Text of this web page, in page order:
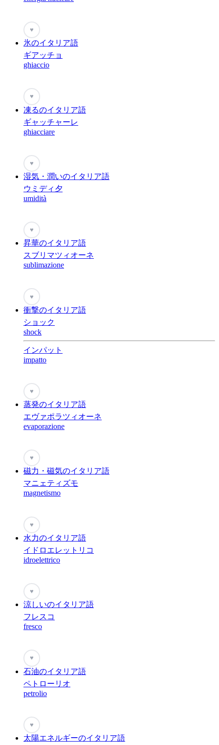
♥
氷のイタリア語
ギアッチョ
ghiaccio
♥
凍るのイタリア語
ギャッチャーレ
ghiacciare
♥
湿気・潤いのイタリア語
ウミディ夕
umidità
♥
昇華のイタリア語
スブリマツィオーネ
sublimazione
♥
衝撃のイタリア語
ショック
shock
インパット
impatto
♥
蒸発のイタリア語
エヴァポラツィオーネ
evaporazione
♥
磁力・磁気のイタリア語
マニェティズモ
magnetismo
♥
水力のイタリア語
イドロエレットリコ
idroelettrico
♥
涼しいのイタリア語
フレスコ
fresco
♥
石油のイタリア語
ペトローリオ
petrolio
♥
太陽エネルギーのイタリア語